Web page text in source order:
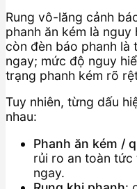
Rung vô-lăng cảnh
phanh ăn kém là
còn đèn báo phanh là
ngay; mức độ nguy
trạng phanh kém rõ
Tuy nhiên, từng dấu
nhau:
Phanh ăn kém /
rủi ro an toàn tức
ngay.